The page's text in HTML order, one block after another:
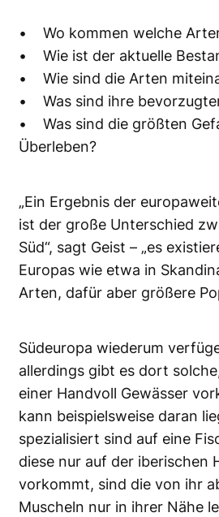
• Wo kommen welche
• Wie ist der aktuelle
• Wie sind die Arten
• Was sind ihre
• Was sind die größten
Überleben?
„Ein Ergebnis der
ist der große Unterschied
Süd“, sagt Geist – „es
Europas wie etwa in
Arten, dafür aber größere
Südeuropa wiederum
allerdings gibt es dort
einer Handvoll Gewässer
kann beispielsweise daran
spezialisiert sind auf eine
diese nur auf der iberischen
vorkommt, sind die von ihr
Muscheln nur in ihrer Nähe